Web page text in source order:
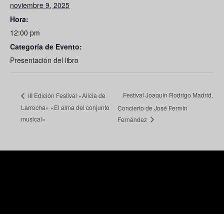
noviembre 9, 2025
Hora:
12:00 pm
Categoría de Evento:
Presentación del libro
III Edición Festival «Alicia de
Larrocha» «El alma del conjunto
musical»
Festival Joaquín Rodrigo Madrid.
Concierto de José Fermín
Fernández